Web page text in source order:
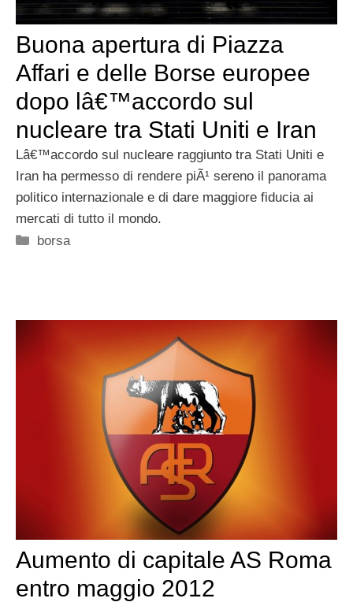
Buona apertura di Piazza
Affari e delle Borse europee
dopo lâ€™accordo sul
nucleare tra Stati Uniti e Iran
Lâ€™accordo sul nucleare raggiunto tra Stati Uniti e
Iran ha permesso di rendere piÃ¹ sereno il panorama
politico internazionale e di dare maggiore fiducia ai
mercati di tutto il mondo.
Categorie
borsa
Aumento di capitale AS Roma
entro maggio 2012